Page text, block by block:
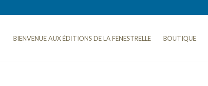
BIENVENUE AUX ÉDITIONS DE LA FENESTRELLE BOUTIQUE